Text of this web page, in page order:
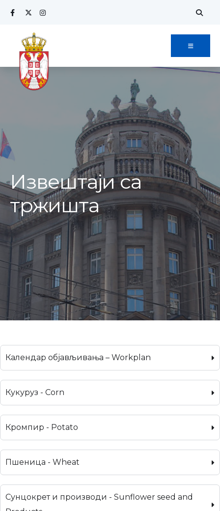
Извештаји са
тржишта
Календар објављивања – Workplan
Кукуруз - Corn
Кромпир - Potato
Пшеница - Wheat
Сунцокрет и производи - Sunflower seed and